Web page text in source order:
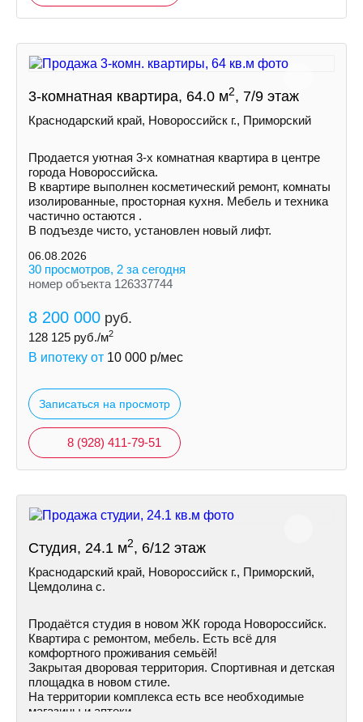
3-комнатная квартира, 64.0 м2, 7/9 этаж
Краснодарский край, Новороссийск г., Приморский
Пpoдается уютная 3-х комнатная квартира в центре
города Новороссийска.
В квартире выполнен косметический ремонт, комнаты
изолированные, просторная кухня. Мебель и техника
частично остаются .
В подъезде чисто, установлен новый лифт.
06.08.2026
30 просмотров, 2 за сегодня
номер объекта 126337744
8 200 000 руб.
128 125 руб./м2
В ипотеку от 10 000 р/мес
Записаться на просмотр
8 (928) 411-79-51
Студия, 24.1 м2, 6/12 этаж
Краснодарский край, Новороссийск г., Приморский,
Цемдолина с.
Продаётся студия в новом ЖК города Новороссийск.
Квартира с ремонтом, мебель. Есть всё для
комфортного проживания семьёй!
Закрытая дворовая территория. Спортивная и детская
площадка в новом стиле.
На территории комплекса есть все необходимые
магазины и аптеки.